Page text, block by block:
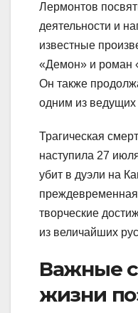
Лермонтов
деятельности и
известные
«Демон» и роман
Он также
одним из ведущих
Трагическая
наступила 27
убит в дуэли на
творческие
из величайших
Важные
жизни